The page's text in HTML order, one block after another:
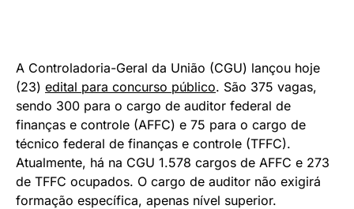
A Controladoria-Geral da União (CGU) lançou hoje
(23) edital para concurso público. São 375 vagas,
sendo 300 para o cargo de auditor federal de
finanças e controle (AFFC) e 75 para o cargo de
técnico federal de finanças e controle (TFFC).
Atualmente, há na CGU 1.578 cargos de AFFC e 273
de TFFC ocupados. O cargo de auditor não exigirá
formação específica, apenas nível superior.